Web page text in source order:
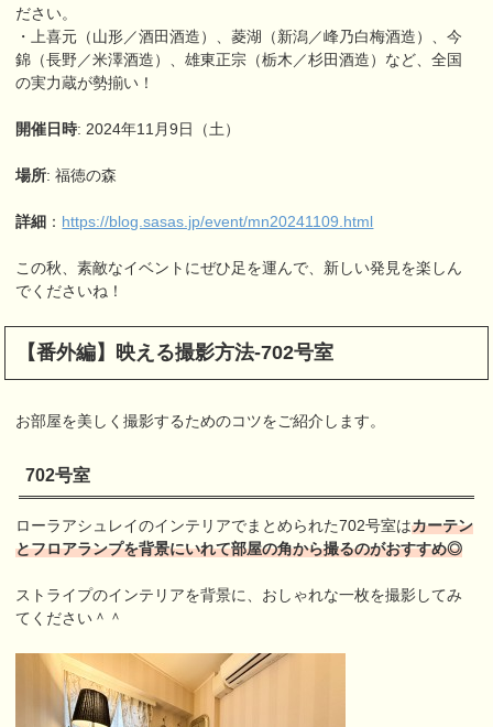
ださい。
・上喜元（山形／酒田酒造）、菱湖（新潟／峰乃白梅酒造）、今
錦（長野／米澤酒造）、雄東正宗（栃木／杉田酒造）など、全国
の実力蔵が勢揃い！
開催日時: 2024年11月9日（土）
場所: 福徳の森
詳細 ： https://blog.sasas.jp/event/mn20241109.html
この秋、素敵なイベントにぜひ足を運んで、新しい発見を楽しん
でくださいね！
【番外編】映える撮影方法-702号室
お部屋を美しく撮影するためのコツをご紹介します。
702号室
ローラアシュレイのインテリアでまとめられた702号室はカーテン
とフロアランプを背景にいれて部屋の角から撮るのがおすすめ◎
ストライプのインテリアを背景に、おしゃれな一枚を撮影してみ
てください＾＾